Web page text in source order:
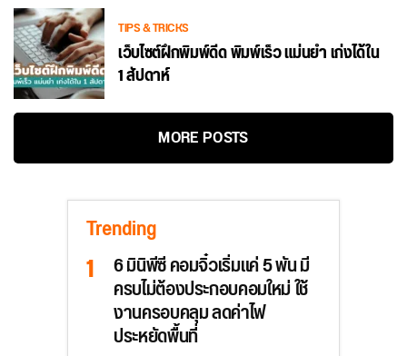
TIPS & TRICKS
เว็บไซต์ฝึกพิมพ์ดีด พิมพ์เร็ว แม่นยำ เก่งได้ใน
1 สัปดาห์
MORE POSTS
Trending
6 มินิพีซี คอมจิ๋วเริ่มแค่ 5 พัน มี
ครบไม่ต้องประกอบคอมใหม่ ใช้
งานครอบคลุม ลดค่าไฟ
ประหยัดพื้นที่